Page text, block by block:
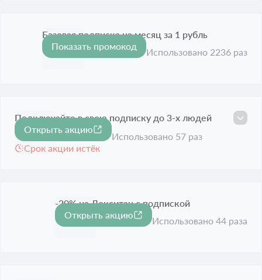
Базовая подписка на месяц за 1 рубль
Срок акции истёк
Показать промокод
Использовано 2236 раз
Подключайте в свою подписку до 3-х людей
бесплатно
Срок акции истёк
Открыть акцию
Использовано 57 раз
-20%
-20% на Локситан с подпиской
Срок акции истёк
Открыть акцию
Использовано 44 раза